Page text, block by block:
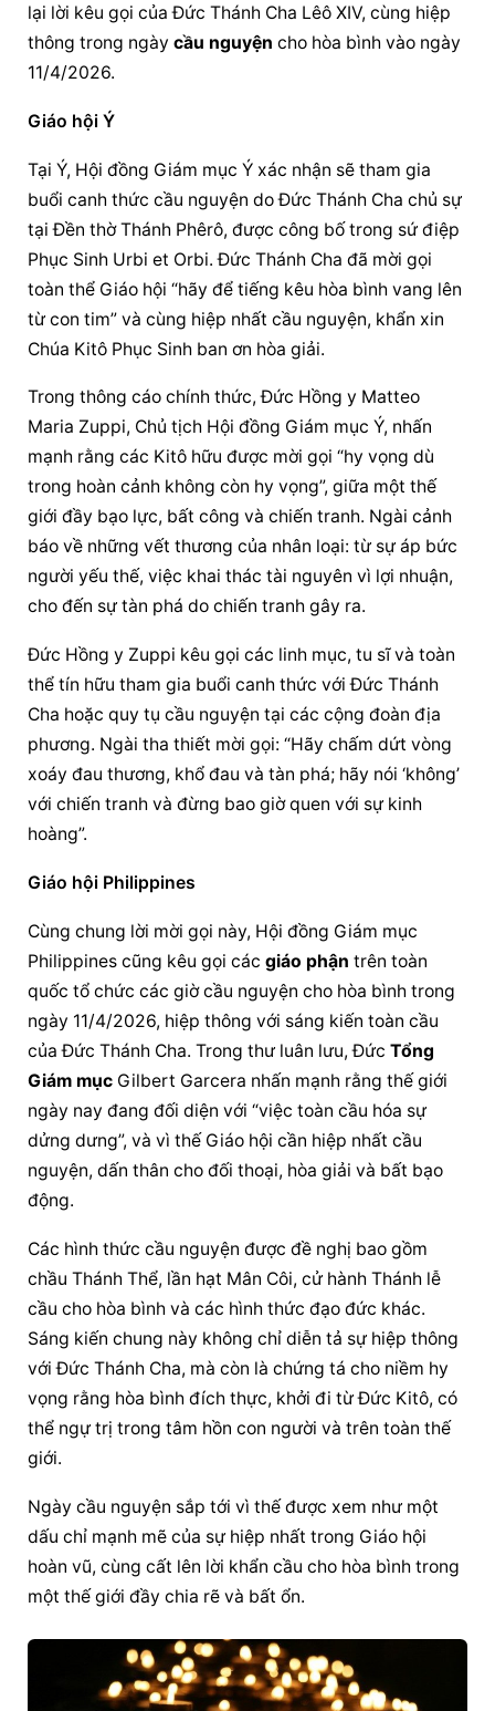
lại lời kêu gọi của Đức Thánh Cha Lêô XIV, cùng hiệp
thông trong ngày cầu nguyện cho hòa bình vào ngày
11/4/2026.
Giáo hội Ý
Tại Ý, Hội đồng Giám mục Ý xác nhận sẽ tham gia
buổi canh thức cầu nguyện do Đức Thánh Cha chủ sự
tại Đền thờ Thánh Phêrô, được công bố trong sứ điệp
Phục Sinh Urbi et Orbi. Đức Thánh Cha đã mời gọi
toàn thể Giáo hội “hãy để tiếng kêu hòa bình vang lên
từ con tim” và cùng hiệp nhất cầu nguyện, khẩn xin
Chúa Kitô Phục Sinh ban ơn hòa giải.
Trong thông cáo chính thức, Đức Hồng y Matteo
Maria Zuppi, Chủ tịch Hội đồng Giám mục Ý, nhấn
mạnh rằng các Kitô hữu được mời gọi “hy vọng dù
trong hoàn cảnh không còn hy vọng”, giữa một thế
giới đầy bạo lực, bất công và chiến tranh. Ngài cảnh
báo về những vết thương của nhân loại: từ sự áp bức
người yếu thế, việc khai thác tài nguyên vì lợi nhuận,
cho đến sự tàn phá do chiến tranh gây ra.
Đức Hồng y Zuppi kêu gọi các linh mục, tu sĩ và toàn
thể tín hữu tham gia buổi canh thức với Đức Thánh
Cha hoặc quy tụ cầu nguyện tại các cộng đoàn địa
phương. Ngài tha thiết mời gọi: “Hãy chấm dứt vòng
xoáy đau thương, khổ đau và tàn phá; hãy nói ‘không’
với chiến tranh và đừng bao giờ quen với sự kinh
hoàng”.
Giáo hội Philippines
Cùng chung lời mời gọi này, Hội đồng Giám mục
Philippines cũng kêu gọi các giáo phận trên toàn
quốc tổ chức các giờ cầu nguyện cho hòa bình trong
ngày 11/4/2026, hiệp thông với sáng kiến toàn cầu
của Đức Thánh Cha. Trong thư luân lưu, Đức Tổng
Giám mục Gilbert Garcera nhấn mạnh rằng thế giới
ngày nay đang đối diện với “việc toàn cầu hóa sự
dửng dưng”, và vì thế Giáo hội cần hiệp nhất cầu
nguyện, dấn thân cho đối thoại, hòa giải và bất bạo
động.
Các hình thức cầu nguyện được đề nghị bao gồm
chầu Thánh Thể, lần hạt Mân Côi, cử hành Thánh lễ
cầu cho hòa bình và các hình thức đạo đức khác.
Sáng kiến chung này không chỉ diễn tả sự hiệp thông
với Đức Thánh Cha, mà còn là chứng tá cho niềm hy
vọng rằng hòa bình đích thực, khởi đi từ Đức Kitô, có
thể ngự trị trong tâm hồn con người và trên toàn thế
giới.
Ngày cầu nguyện sắp tới vì thế được xem như một
dấu chỉ mạnh mẽ của sự hiệp nhất trong Giáo hội
hoàn vũ, cùng cất lên lời khẩn cầu cho hòa bình trong
một thế giới đầy chia rẽ và bất ổn.